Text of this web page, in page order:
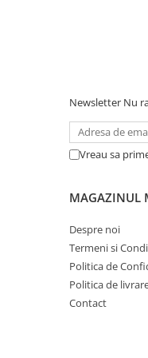
Senzatii/Dragoste
Senzatii/Erotic
Senzatii/Thriller
Teens Book Club
Newsletter Nu
Vreau sa
MAGAZINUL
Despre noi
Termeni si
Politica de
Politica de
Contact